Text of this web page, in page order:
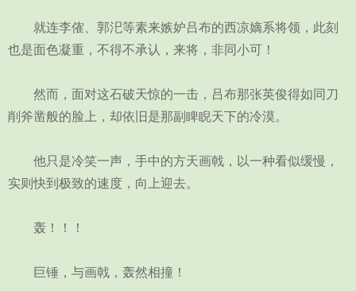
就连李傕、郭汜等素来嫉妒吕布的西凉嫡系将领，此刻
也是面色凝重，不得不承认，来将，非同小可！
然而，面对这石破天惊的一击，吕布那张英俊得如同刀
削斧凿般的脸上，却依旧是那副睥睨天下的冷漠。
他只是冷笑一声，手中的方天画戟，以一种看似缓慢，
实则快到极致的速度，向上迎去。
轰！！！
巨锤，与画戟，轰然相撞！